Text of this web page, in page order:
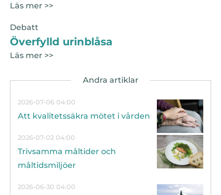
Läs mer >>
Debatt
Överfylld urinblåsa
Läs mer >>
2026-07-06 04:00
Att kvalitetssäkra mötet i vården
2026-07-02 04:00
Trivsamma måltider och
måltidsmiljöer
2026-06-30 04:00